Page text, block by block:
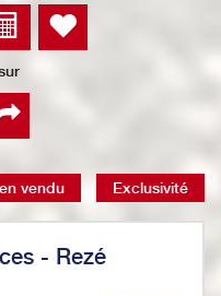
vendu Exclusivité
- Rezé